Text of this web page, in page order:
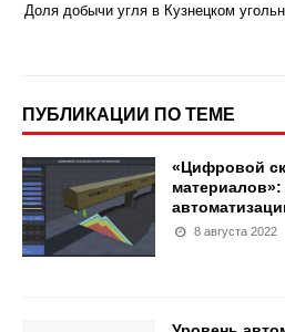
Доля добычи угля в Кузнецком
ПУБЛИКАЦИИ ПО ТЕМЕ
«Цифровой
8 августа 2022